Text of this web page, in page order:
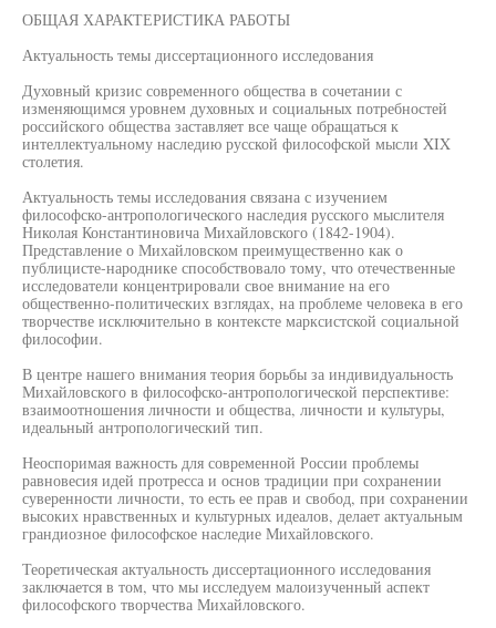
ОБЩАЯ ХАРАКТЕРИСТИКА РАБОТЫ
Актуальность темы диссертационного исследования
Духовный кризис современного общества в сочетании с
изменяющимся уровнем духовных и социальных потребностей
российского общества заставляет все чаще обращаться к
интеллектуальному наследию русской философской мысли XIX
столетия.
Актуальность темы исследования связана с изучением
философско-антропологического наследия русского мыслителя
Николая Константиновича Михайловского (1842-1904).
Представление о Михайловском преимущественно как о
публицисте-народнике способствовало тому, что отечественные
исследователи концентрировали свое внимание на его
общественно-политических взглядах, на проблеме человека в его
творчестве исключительно в контексте марксистской социальной
философии.
В центре нашего внимания теория борьбы за индивидуальность
Михайловского в философско-антропологической перспективе:
взаимоотношения личности и общества, личности и культуры,
идеальный антропологический тип.
Неоспоримая важность для современной России проблемы
равновесия идей протресса и основ традиции при сохранении
суверенности личности, то есть ее прав и свобод, при сохранении
высоких нравственных и культурных идеалов, делает актуальным
грандиозное философское наследие Михайловского.
Теоретическая актуальность диссертационного исследования
заключается в том, что мы исследуем малоизученный аспект
философского творчества Михайловского.